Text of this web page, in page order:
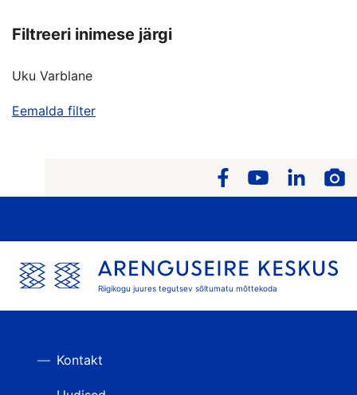
Filtreeri inimese järgi
Uku Varblane
Eemalda filter
Riigikogu juures tegutsev sõltumatu mõttekoda
Kontakt